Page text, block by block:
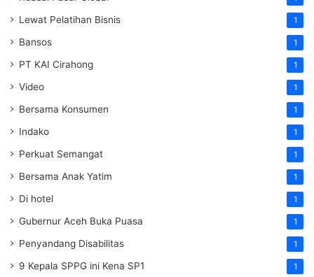
Lewat Pelatihan Bisnis 1
Bansos 1
PT KAI Cirahong 1
Video 1
Bersama Konsumen 1
Indako 1
Perkuat Semangat 1
Bersama Anak Yatim 1
Di hotel 1
Gubernur Aceh Buka Puasa 1
Penyandang Disabilitas 1
9 Kepala SPPG ini Kena SP1 1